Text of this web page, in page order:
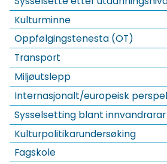
Kulturminne
Oppfølgingstenesta (OT)
Transport
Miljøutslepp
Internasjonalt/europeisk
Sysselsetting blant innvandrarar
Kulturpolitikarundersøking
Fagskole